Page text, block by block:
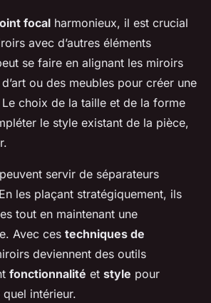
focal harmonieux, il est crucial
avec d’autres éléments
se faire en alignant les miroirs
ou des meubles pour créer une
choix de la taille et de la forme
le style existant de la pièce,
servir de séparateurs
les plaçant stratégiquement, ils
tout en maintenant une
Avec ces techniques de
deviennent des outils
fonctionnalité et style pour
intérieur.